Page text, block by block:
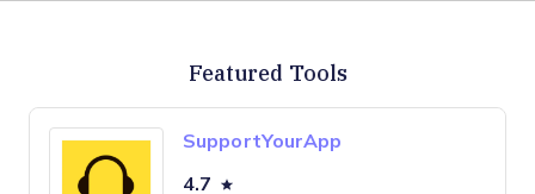
Featured Tools
SupportYourApp
4.7